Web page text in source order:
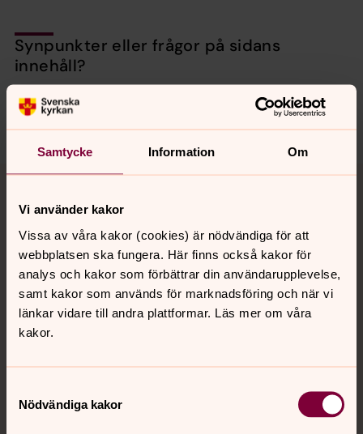
Samtycke Information Om
Vi använder kakor
Vissa av våra kakor (cookies) är nödvändiga för att
webbplatsen ska fungera. Här finns också kakor för
analys och kakor som förbättrar din användarupplevelse,
samt kakor som används för marknadsföring och när vi
länkar vidare till andra plattformar. Läs mer om våra
kakor.
Nödvändiga kakor
Synpunkter eller frågor på sidans
innehåll?
valbo-hedesunda.pastorat@svenskakyrkan.se
Dela
Tillbaka till toppen
Tillbaka till innehållet
Kontakt
Kalender
Hitta snabbt